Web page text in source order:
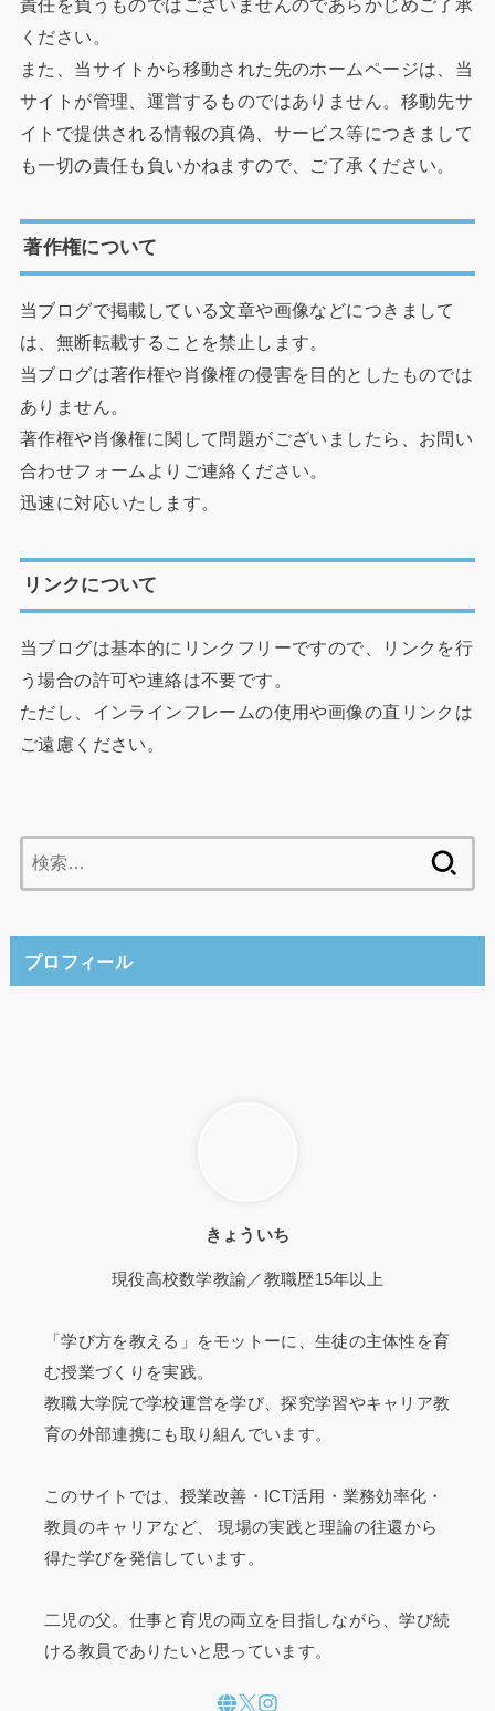
責任を負うものではございませんのであらかじめご了承
ください。
また、当サイトから移動された先のホームページは、当
サイトが管理、運営するものではありません。移動先サ
イトで提供される情報の真偽、サービス等につきまして
も一切の責任も負いかねますので、ご了承ください。
著作権について
当ブログで掲載している文章や画像などにつきまして
は、無断転載することを禁止します。
当ブログは著作権や肖像権の侵害を目的としたものでは
ありません。
著作権や肖像権に関して問題がございましたら、お問い
合わせフォームよりご連絡ください。
迅速に対応いたします。
リンクについて
当ブログは基本的にリンクフリーですので、リンクを行
う場合の許可や連絡は不要です。
ただし、インラインフレームの使用や画像の直リンクは
ご遠慮ください。
索:
プロフィール
きょういち
現役高校数学教諭／教職歴15年以上
「学び方を教える」をモットーに、生徒の主体性を育
む授業づくりを実践。
教職大学院で学校運営を学び、探究学習やキャリア教
育の外部連携にも取り組んでいます。
このサイトでは、授業改善・ICT活用・業務効率化・
教員のキャリアなど、 現場の実践と理論の往還から
得た学びを発信しています。
二児の父。仕事と育児の両立を目指しながら、学び続
ける教員でありたいと思っています。